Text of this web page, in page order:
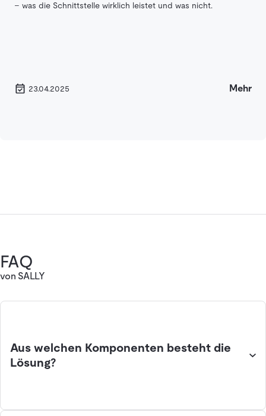
– was die Schnittstelle wirklich leistet und was nicht.
23.04.2025 Mehr
FAQ
von SALLY
Aus welchen Komponenten besteht die
Lösung?